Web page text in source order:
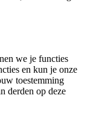
we je functies
en kun je onze
toestemming
derden op deze